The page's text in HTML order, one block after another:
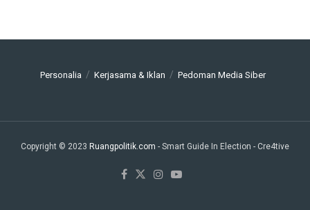
Personalia Kerjasama & Iklan Pedoman Media Siber
Copyright © 2023 Ruangpolitik.com - Smart Guide In Election - Cre4tive